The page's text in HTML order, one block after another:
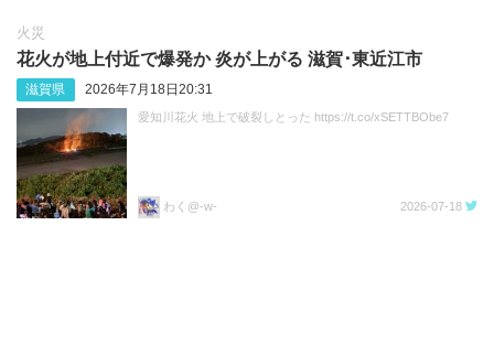
火災
花火が地上付近で爆発か 炎が上がる 滋賀･東近江市
滋賀県 2026年7月18日20:31
愛知川花火 地上で破裂しとった https://t.co/xSETTBObe7
わく@-w- 2026-07-18